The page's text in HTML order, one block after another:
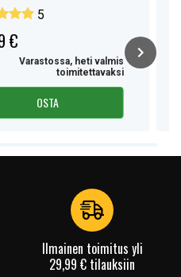
5
€
Varastossa, heti valmis
toimitettavaksi
OSTA
Ilmainen toimitus yli
29,99 € tilauksiin